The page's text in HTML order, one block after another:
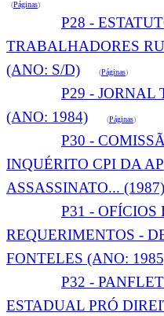
(Páginas)
P28 -
TRABALHADORES
(ANO: S/D) (Páginas)
P29 - JORNAL
(ANO: 1984) (Páginas)
P30 -
INQUÉRITO CPI DA
ASSASSINATO... (1987)
P31 - OFÍCIOS
REQUERIMENTOS -
FONTELES (ANO:
P32 -
ESTADUAL PRÓ